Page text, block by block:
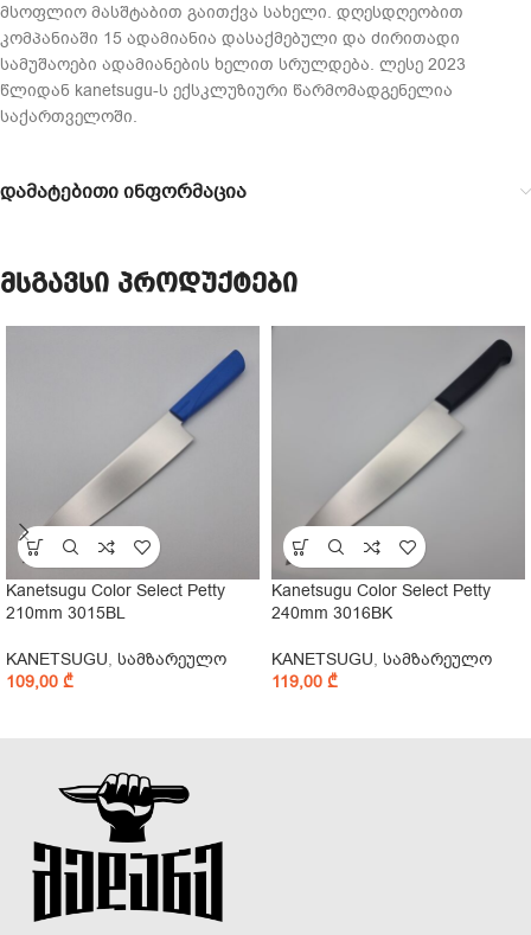
მსოფლიო მასშტაბით გაითქვა სახელი. დღესდღეობით
კომპანიაში 15 ადამიანია დასაქმებული და ძირითადი
სამუშაოები ადამიანების ხელით სრულდება. ლესე 2023
წლიდან kanetsugu-ს ექსკლუზიური წარმომადგენელია
საქართველოში.
დამატებითი ინფორმაცია
მსგავსი პროდუქტები
Kanetsugu Color Select Petty
210mm 3015BL
KANETSUGU, სამზარეულო
109,00 ₾
Kanetsugu Color Select Petty
240mm 3016BK
KANETSUGU, სამზარეულო
119,00 ₾